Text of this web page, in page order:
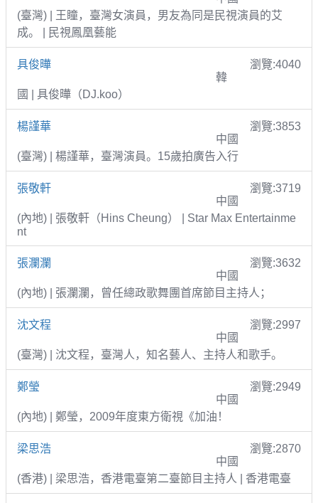
(臺灣) | 王瞳，臺灣女演員，男友為同是民視演員的艾
成。 | 民視鳳凰藝能
具俊曄
瀏覽:4040
韓
國 | 具俊曄（DJ.koo）
楊謹華
瀏覽:3853
中國
(臺灣) | 楊謹華，臺灣演員。15歲拍廣告入行
張敬軒
瀏覽:3719
中國
(內地) | 張敬軒（Hins Cheung） | Star Max Entertainme
nt
張瀾瀾
瀏覽:3632
中國
(內地) | 張瀾瀾，曾任總政歌舞團首席節目主持人；
沈文程
瀏覽:2997
中國
(臺灣) | 沈文程，臺灣人，知名藝人、主持人和歌手。
鄭瑩
瀏覽:2949
中國
(內地) | 鄭瑩，2009年度東方衛視《加油！
梁思浩
瀏覽:2870
中國
(香港) | 梁思浩，香港電臺第二臺節目主持人 | 香港電臺